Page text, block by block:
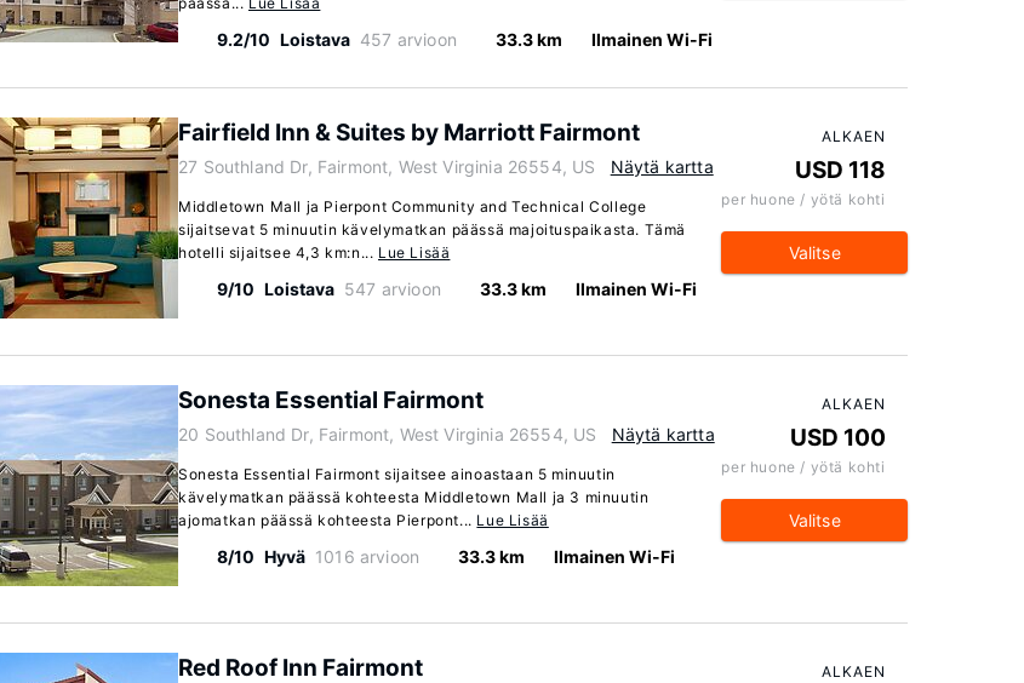
9.2/10 Loistava 457 arvioon 33.3 km Ilmainen Wi-Fi
Fairfield Inn & Suites by Marriott Fairmont
27 Southland Dr, Fairmont, West Virginia 26554, US Näytä kartta
Middletown Mall ja Pierpont Community and Technical College
sijaitsevat 5 minuutin kävelymatkan päässä majoituspaikasta. Tämä
hotelli sijaitsee 4,3 km:n... Lue Lisää
9/10 Loistava 547 arvioon 33.3 km Ilmainen Wi-Fi
ALKAEN
USD 118
per huone / yötä kohti
Valitse
Sonesta Essential Fairmont
20 Southland Dr, Fairmont, West Virginia 26554, US Näytä kartta
Sonesta Essential Fairmont sijaitsee ainoastaan 5 minuutin
kävelymatkan päässä kohteesta Middletown Mall ja 3 minuutin
ajomatkan päässä kohteesta Pierpont... Lue Lisää
8/10 Hyvä 1016 arvioon 33.3 km Ilmainen Wi-Fi
ALKAEN
USD 100
per huone / yötä kohti
Valitse
Red Roof Inn Fairmont ALKAEN